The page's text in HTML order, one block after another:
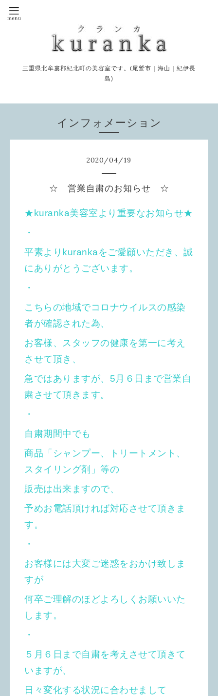
三重県北牟婁郡紀北町の美容室です。(尾鷲市｜海山｜紀伊長
島)
インフォメーション
2020/04/19
☆ 営業自粛のお知らせ ☆
★kuranka美容室より重要なお知らせ★
・
平素よりkurankaをご愛顧いただき、誠
にありがとうございます。
・
こちらの地域でコロナウイルスの感染
者が確認された為、
お客様、スタッフの健康を第一に考え
させて頂き、
急ではありますが、5月６日まで営業自
粛させて頂きます。
・
自粛期間中でも
商品「シャンプー、トリートメント、
スタイリング剤」等の
販売は出来ますので、
予めお電話頂ければ対応させて頂きま
す。
・
お客様には大変ご迷惑をおかけ致しま
すが
何卒ご理解のほどよろしくお願いいた
します。
・
５月６日まで自粛を考えさせて頂きて
いますが、
日々変化する状況に合わせまして